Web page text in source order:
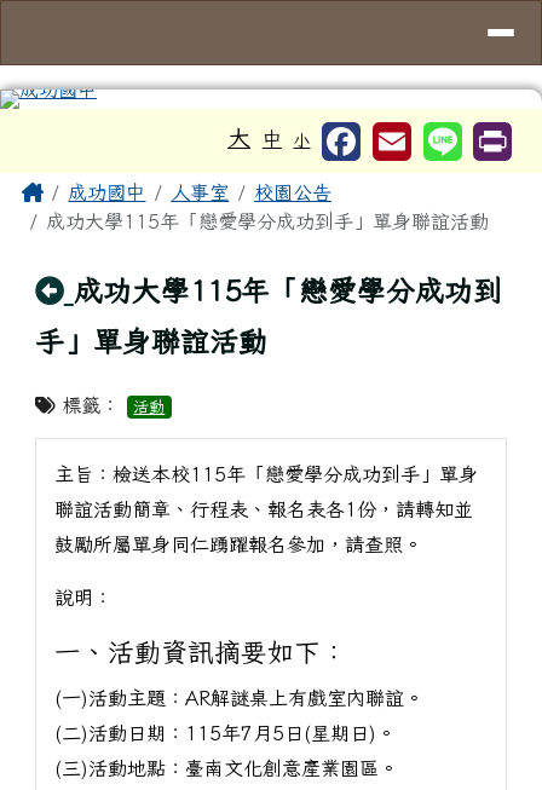
大 中 小
主內容區域
Home成功國中 人事室
校園公告
成功大學115年「戀愛學分成功到手」單身聯誼活動
回上頁
成功大學115年「戀愛學分成功到
手」單身聯誼活動
標籤： 活動
主旨：檢送本校115年「戀愛學分成功到手」單身
聯誼活動簡章、行程表、報名表各1份，請轉知並
鼓勵所屬單身同仁踴躍報名參加，請查照。
說明：
一、活動資訊摘要如下：
(一)活動主題：AR解謎桌上有戲室內聯誼。
(二)活動日期：115年7月5日(星期日)。
(三)活動地點：臺南文化創意產業園區。
頁尾區域